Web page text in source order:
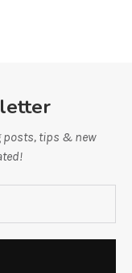
posts, tips & new